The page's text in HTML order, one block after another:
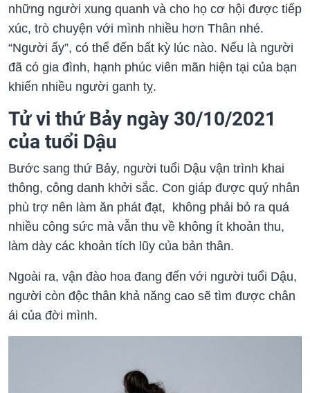
những người xung quanh và cho họ cơ hội được tiếp
xúc, trò chuyện với mình nhiều hơn Thân nhé.
“Người ấy”, có thể đến bất kỳ lúc nào. Nếu là người
đã có gia đình, hạnh phúc viên mãn hiện tại của bạn
khiến nhiều người ganh tỵ.
Tử vi thứ Bảy ngày 30/10/2021
của tuổi Dậu
Bước sang thứ Bảy, người tuổi Dậu vận trình khai
thông, công danh khởi sắc. Con giáp được quý nhân
phù trợ nên làm ăn phát đạt, không phải bỏ ra quá
nhiều công sức mà vẫn thu về không ít khoản thu,
làm dày các khoản tích lũy của bản thân.
Ngoài ra, vận đào hoa đang đến với người tuổi Dậu,
người còn độc thân khả năng cao sẽ tìm được chân
ái của đời mình.